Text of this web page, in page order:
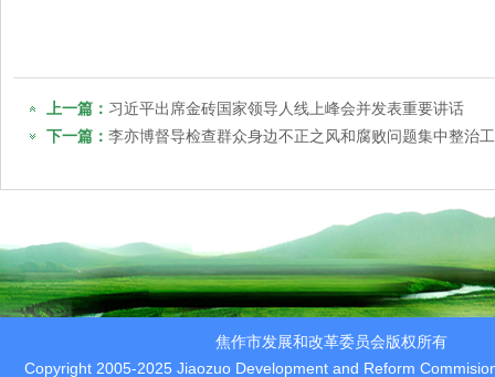
上一篇： 习近平出席金砖国家领导人线上峰会并发表重要讲话
下一篇： 李亦博督导检查群众身边不正之风和腐败问题集中整治
焦作市发展和改革委员会版权所有
Copyright 2005-2025 Jiaozuo Development and Reform